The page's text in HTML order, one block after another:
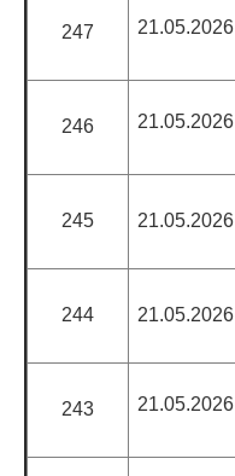
247 21.05.2026
246 21.05.2026
245 21.05.2026
244 21.05.2026
243 21.05.2026